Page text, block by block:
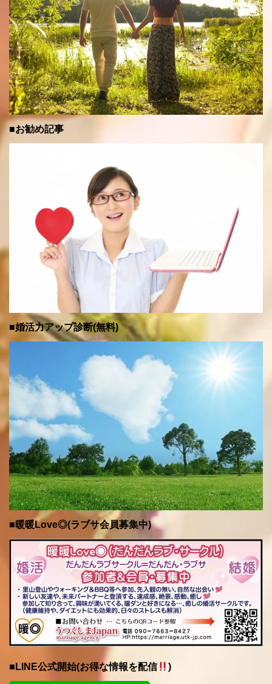
■お勧め記事
■婚活力アップ診断(無料)
■暖暖Love◎(ラブサ会員募集中)
■LINE公式開始(お得な情報を配信 )